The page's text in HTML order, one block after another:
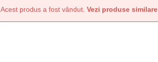
Acest produs a fost vândut. Vezi produse similare